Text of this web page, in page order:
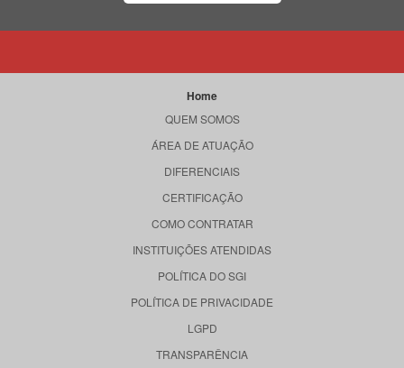
Home
QUEM SOMOS
ÁREA DE ATUAÇÃO
DIFERENCIAIS
CERTIFICAÇÃO
COMO CONTRATAR
INSTITUIÇÕES ATENDIDAS
POLÍTICA DO SGI
POLÍTICA DE PRIVACIDADE
LGPD
TRANSPARÊNCIA